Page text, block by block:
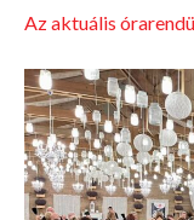
Az aktuális